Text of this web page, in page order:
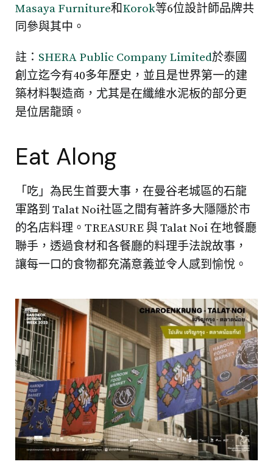
Masaya Furniture和Korok等6位設計師品牌共
同參與其中。
註： SHERA Public Company Limited於泰國
創立迄今有40多年歷史，並且是世界第一的建
築材料製造商，尤其是在纖維水泥板的部分更
是位居龍頭。
Eat Along
「吃」為民生首要大事，在曼谷老城區的石龍
軍路到 Talat Noi社區之間有著許多大隱隱於市
的名店料理。TREASURE 與 Talat Noi 在地餐廳
聯手，透過食材和各餐廳的料理手法說故事，
讓每一口的食物都充滿意義並令人感到愉悅。